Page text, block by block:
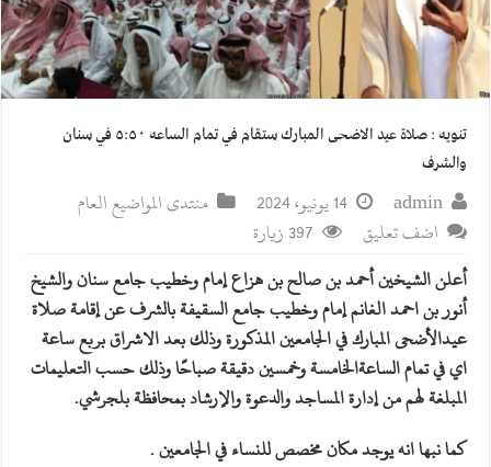
تنويه : صلاة عيد الاضحى المبارك ستقام في تمام الساعه ٥:٥٠ في سنان
والشرف
admin 14 يونيو، 2024
منتدى المواضيع العام
اضف تعليق
397 زيارة
أعلن ‎الشيخين أحمد بن صالح بن هزاع إمام وخطيب جامع سنان والشيخ
أنور بن احمد الغانم إمام وخطيب جامع السقيفة بالشرف عن إقامة صلاة
عيدالأضحى المبارك في الجامعين المذكورة وذلك بعد الاشراق بربع ساعة
اي في تمام الساعةالخامسة وخمسين دقيقة صباحًا وذلك حسب التعليمات
المبلغة لهم من إدارة المساجد والدعوة والإرشاد بمحافظة بلجرشي.
كما نبها انه يوجد مكان مخصص للنساء في الجامعين .